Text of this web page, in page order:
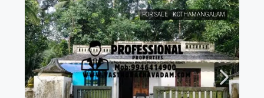
FOR SALE KOTHAMANGALAM